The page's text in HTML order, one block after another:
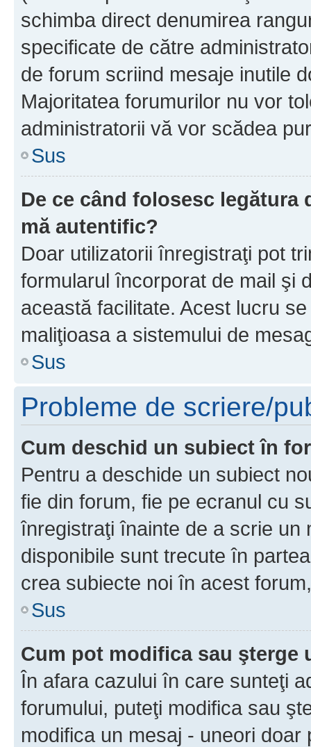
schimba direct denumirea
specificate de către
de forum scriind mesaje inutile
Majoritatea forumurilor nu vor
administratorii vă vor scădea
Sus
De ce când folosesc
mă autentific?
Doar utilizatorii înregistraţi pot
formularul încorporat de mail şi
această facilitate. Acest lucru
maliţioasa a sistemului de
Sus
Probleme de scriere/
Cum deschid un subiect în
Pentru a deschide un subiect
fie din forum, fie pe ecranul cu
înregistraţi înainte de a scrie un
disponibile sunt trecute în
crea subiecte noi în acest
Sus
Cum pot modifica sau şterge
În afara cazului în care sunteţi
forumului, puteţi modifica sau
modifica un mesaj - uneori